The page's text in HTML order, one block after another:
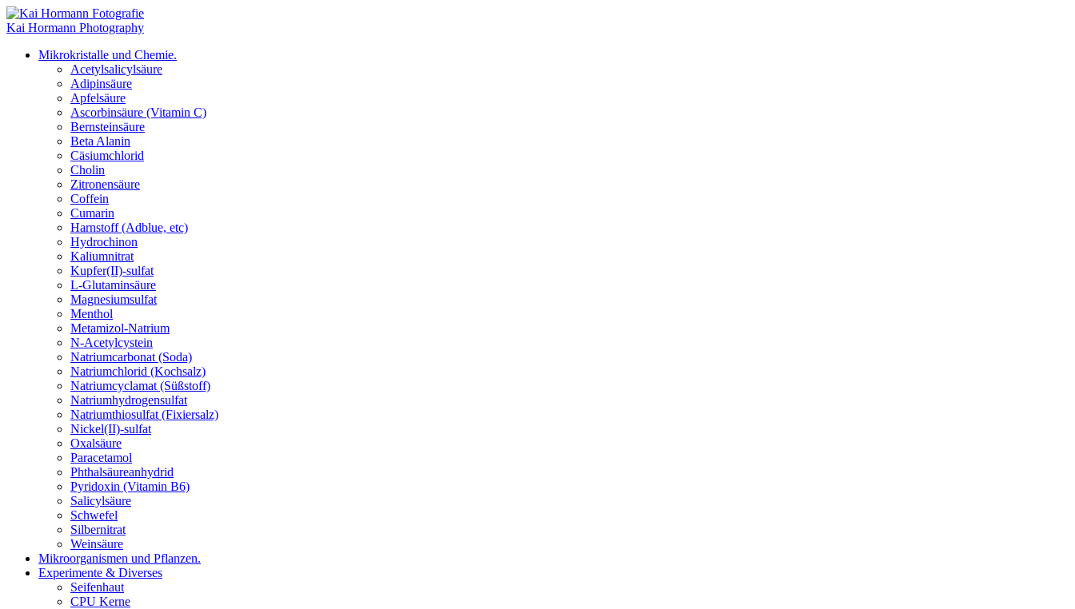
Kai Hormann Photography
Mikrokristalle und Chemie.
Acetylsalicylsäure
Adipinsäure
Apfelsäure
Ascorbinsäure (Vitamin C)
Bernsteinsäure
Beta Alanin
Cäsiumchlorid
Cholin
Zitronensäure
Coffein
Cumarin
Harnstoff (Adblue, etc)
Hydrochinon
Kaliumnitrat
Kupfer(II)-sulfat
L-Glutaminsäure
Magnesiumsulfat
Menthol
Metamizol-Natrium
N-Acetylcystein
Natriumcarbonat (Soda)
Natriumchlorid (Kochsalz)
Natriumcyclamat (Süßstoff)
Natriumhydrogensulfat
Natriumthiosulfat (Fixiersalz)
Nickel(II)-sulfat
Oxalsäure
Paracetamol
Phthalsäureanhydrid
Pyridoxin (Vitamin B6)
Salicylsäure
Schwefel
Silbernitrat
Weinsäure
Mikroorganismen und Pflanzen.
Experimente & Diverses
Seifenhaut
CPU Kerne